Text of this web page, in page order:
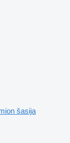
šasija